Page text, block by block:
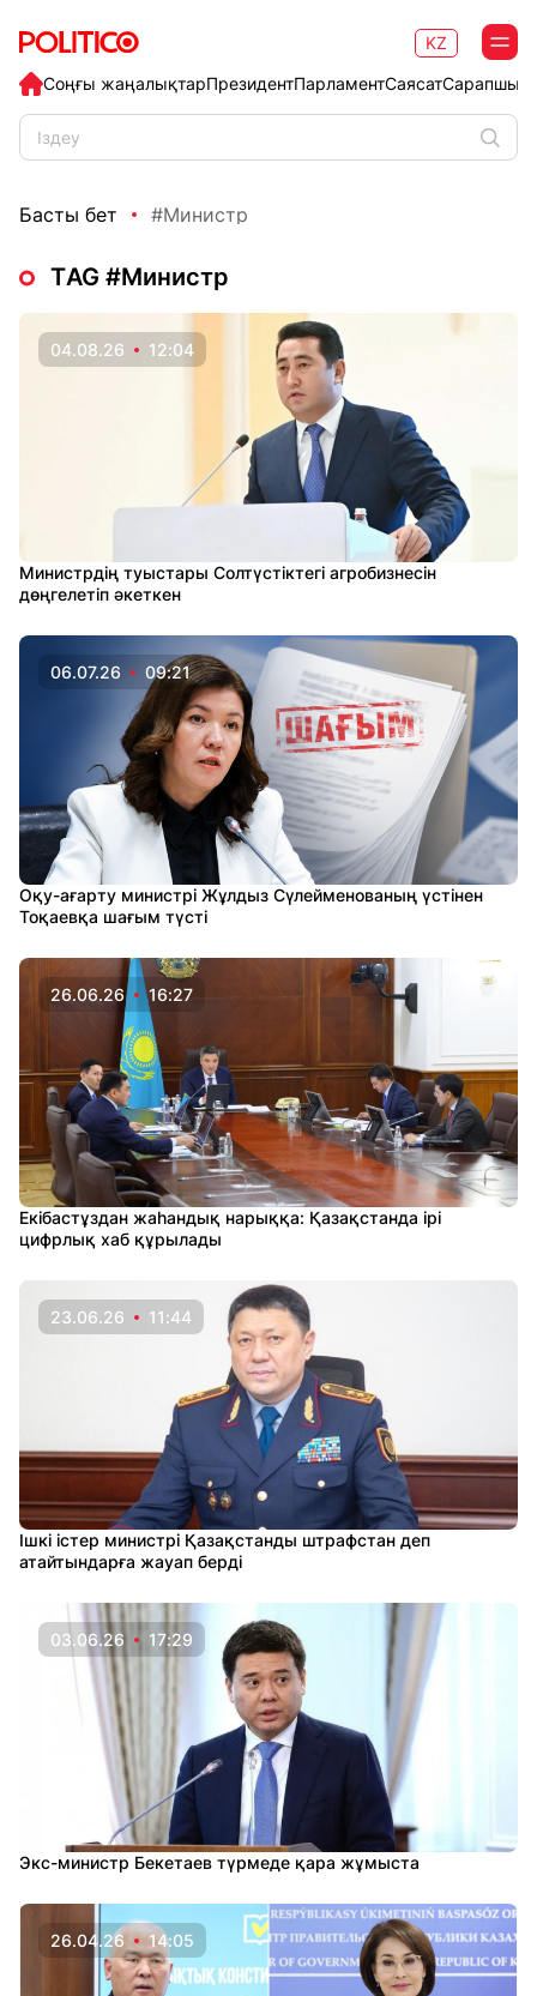
Соңғы жаңалықтарПрезидентПарламентСаясат
KZ
Басты бет #Министр
ТAG #Министр
04.08.26 12:04
Министрдің туыстары Солтүстіктегі агробизнесін
дөңгелетіп әкеткен
06.07.26 09:21
Оқу-ағарту министрі Жұлдыз Сүлейменованың үстінен
Тоқаевқа шағым түсті
26.06.26 16:27
Екібастұздан жаһандық нарыққа: Қазақстанда ірі
цифрлық хаб құрылады
23.06.26 11:44
Ішкі істер министрі Қазақстанды штрафстан деп
атайтындарға жауап берді
03.06.26 17:29
Экс-министр Бекетаев түрмеде қара жұмыста
26.04.26 14:05